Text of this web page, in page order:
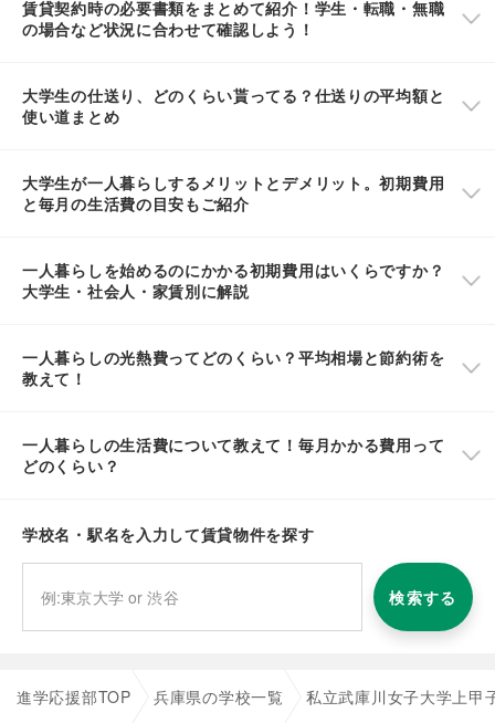
賃貸契約時の必要書類をまとめて紹介！学生・転職・無職
の場合など状況に合わせて確認しよう！
大学生の仕送り、どのくらい貰ってる？仕送りの平均額と
使い道まとめ
大学生が一人暮らしするメリットとデメリット。初期費用
と毎月の生活費の目安もご紹介
一人暮らしを始めるのにかかる初期費用はいくらですか？
大学生・社会人・家賃別に解説
一人暮らしの光熱費ってどのくらい？平均相場と節約術を
教えて！
一人暮らしの生活費について教えて！毎月かかる費用って
どのくらい？
学校名・駅名を入力して賃貸物件を探す
検索する
進学応援部TOP 兵庫県の学校一覧 私立武庫川女子大学上甲